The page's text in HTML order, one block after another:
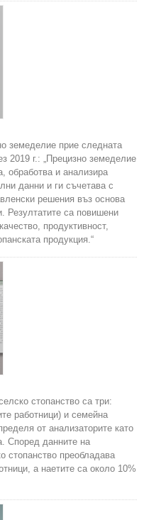
земеделие прие следната
2019 г.: „Прецизно земеделие
обработва и анализира
данни и ги съчетава с
решения въз основа
Резултатите са повишени
продуктивност,
продукция.“
стопанство са три:
работници) и семейна
от анализаторите като
Според данните на
стопанство преобладава
а наетите са около 10%